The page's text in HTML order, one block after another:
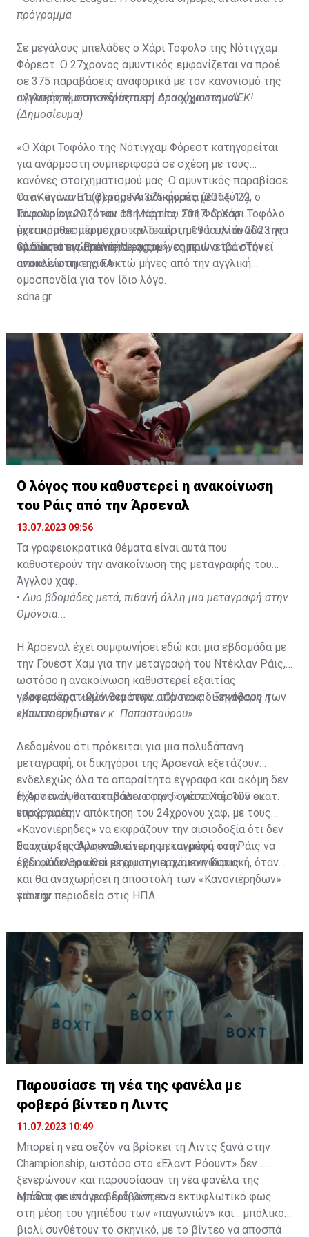
πρόγραμμα
Σε μεγάλους μπελάδες ο Χάρι Τόφολο της Νότιγχαμ
Φόρεστ. Ο 27χρονος αμυντικός εμφανίζεται να προέβη
σε 375 παραβάσεις αναφορικά με τον κανονισμό της
αγγλικής ομοσπονδίας περί στοιχηματισμού.
•Ανατροπή στην περίπτωση Αραούχο στην ΑΕΚ!
(Δημοσίευμα)
«Ο Χάρι Τοφόλο της Νότιγχαμ Φόρεστ κατηγορείται
για ανάρμοστη συμπεριφορά σε σχέση με τους
κανόνες στοιχηματισμού μας. Ο αμυντικός παραβίασε
τον Κανόνα Ε1 (β) της FA 375 φορές μεταξύ 22
Ιανουαρίου 2014 και 18 Μαρτίου 2017. Ο Χάρι Τοφόλο
έχει προθεσμία μέχρι την Τετάρτη 19 Ιουλίου 2023 για
να δώσει τις απαντήσεις του», σημειώνεται στην
ανακοίνωση της FA.
Όταν έγιναν τα φερόμενα αδικήματα (2014-17), ο
Τόφολο αγωνιζόταν στη Νόριτς. Στη Φόρεστ
μετακόμισε πέρυσι το καλοκαίρι, μετά την άνοδο της
ομάδας στην Premier League.
Όλα αυτά ενώ μόλις λίγους μήνες πριν ο Ιβάν Τόνεϊ
αποκλείστηκε για οκτώ μήνες από την αγγλική
ομοσπονδία για τον ίδιο λόγο.
sdna.gr
Ο λόγος που καθυστερεί η ανακοίνωση
του Ράις από την Άρσεναλ
13.07.2023 09:56
Τα γραφειοκρατικά θέματα είναι αυτά που
καθυστερούν την ανακοίνωση της μεταγραφής του
Άγγλου χαφ.
• Δυο βδομάδες μετά, πιθανή άλλη μια μεταγραφή στην
Ομόνοια...
Η Άρσεναλ έχει συμφωνήσει εδώ και μια εβδομάδα με
την Γουέστ Χαμ για την μεταγραφή του Ντέκλαν Ράις,
ωστόσο η ανακοίνωση καθυστερεί εξαιτίας
γραφειοκρατικών θεμάτων από τους δικηγόρους των
«Κανονιέρηδων».
•Αργυρίδης: «Ομόνοια στην... Ομόνοια - Ξεκάθαρη η
εμπιστοσύνη στον κ. Παπασταύρου»
Δεδομένου ότι πρόκειται για μια πολυδάπανη
μεταγραφή, οι δικηγόροι της Άρσεναλ εξετάζουν
ενδελεχώς όλα τα απαραίτητα έγγραφα και ακόμη δεν
έχουν ανάψει το «πράσινο φως» για να πέσουν οι
υπογραφές.
Η Άρσεναλ θα καταβάλει στην Γουέστ Χαμ 105 εκατ.
ευρώ για την απόκτηση του 24χρονου χαφ, με τους
«Κανονιέρηδες» να εκφράζουν την αισιοδοξία ότι δεν
θα υπάρξει άλλη καθυστέρηση και μέσα στην
εβδομάδα θα είναι έτοιμοι για ανακοινώσεις.
Στόχος της Άρσεναλ είναι η μεταγραφή του Ράις να
έχει ολοκληρωθεί μέχρι την ερχόμενη Κυριακή, όταν
και θα αναχωρήσει η αποστολή των «Κανονιέρηδων»
για την περιοδεία στις ΗΠΑ.
sdna.gr
Παρουσίασε τη νέα της φανέλα με
φοβερό βίντεο η Λιντς
11.07.2023 10:49
Μπορεί η νέα σεζόν να βρίσκει τη Λιντς ξανά στην
Championship, ωστόσο στο «Έλαντ Ρόουντ» δεν...
ξενερώνουν και παρουσίασαν τη νέα φανέλα της
ομάδας με ένα φοβερό βίντεο.
Μπάλα σε υπόγεια διάβαση, ένα εκτυφλωτικό φως
στη μέση του γηπέδου των «παγωνιών» και... μπόλικο
βιολί συνθέτουν το σκηνικό, με το βίντεο να αποσπά